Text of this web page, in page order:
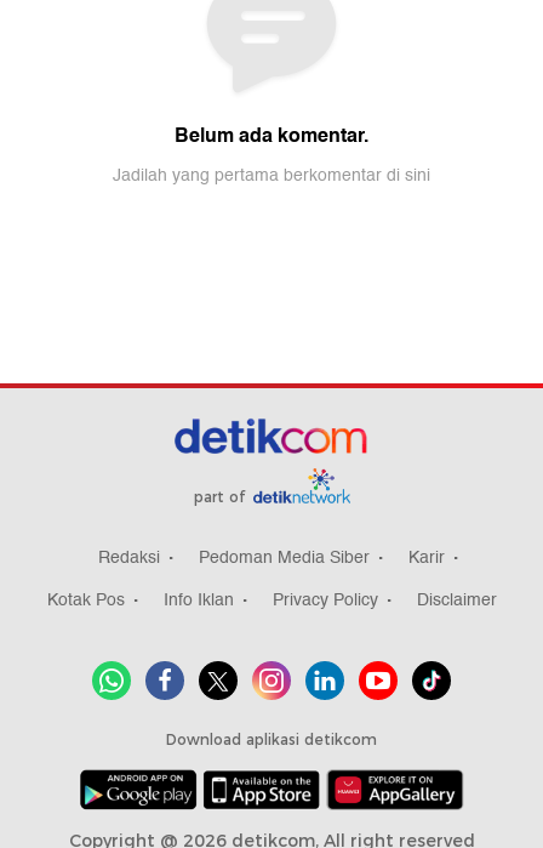
part of
Redaksi Pedoman Media Siber
Karir
Kotak Pos
Info Iklan Privacy Policy Disclaimer
Download aplikasi detikcom
Copyright @ 2026 detikcom, All right reserved